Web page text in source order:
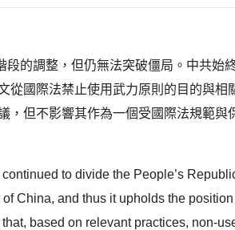
的調整，但仍無法突破僵局。中共
從國際法禁止使用武力原則的目的與
，但不影響其作為一個受國際法規範
to divide the People’s
China, and thus it upholds the
based on relevant practices, non-